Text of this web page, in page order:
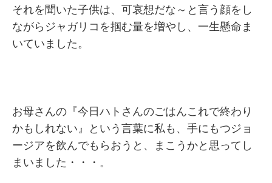
それを聞いた子供は、可哀想だな～と言う顔をし
ながらジャガリコを掴む量を増やし、一生懸命ま
いていました。
お母さんの『今日ハトさんのごはんこれで終わり
かもしれない』という言葉に私も、手にもつジョ
ージアを飲んでもらおうと、まこうかと思ってし
まいました・・・。